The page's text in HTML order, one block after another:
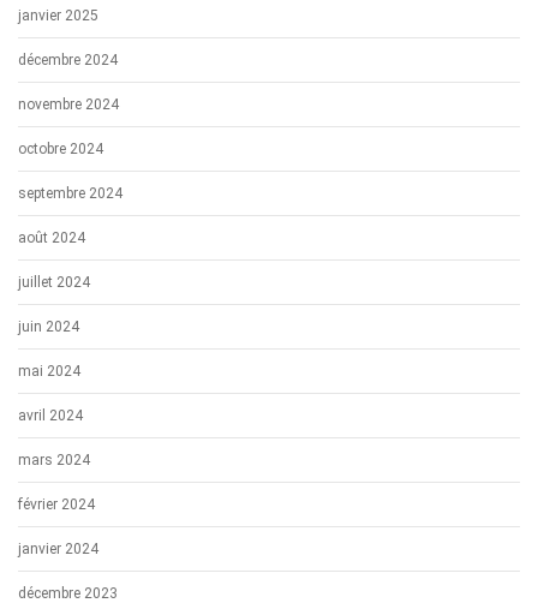
janvier 2025
décembre 2024
novembre 2024
octobre 2024
septembre 2024
août 2024
juillet 2024
juin 2024
mai 2024
avril 2024
mars 2024
février 2024
janvier 2024
décembre 2023